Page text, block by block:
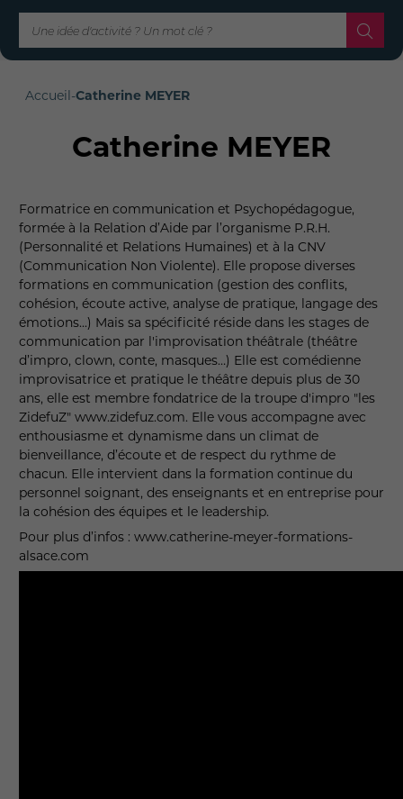
Accueil-Catherine MEYER
Catherine MEYER
Formatrice en communication et Psychopédagogue,
formée à la Relation d’Aide par l’organisme P.R.H.
(Personnalité et Relations Humaines) et à la CNV
(Communication Non Violente). Elle propose diverses
formations en communication (gestion des conflits,
cohésion, écoute active, analyse de pratique, langage des
émotions...) Mais sa spécificité réside dans les stages de
communication par l'improvisation théâtrale (théâtre
d’impro, clown, conte, masques…) Elle est comédienne
improvisatrice et pratique le théâtre depuis plus de 30
ans, elle est membre fondatrice de la troupe d'impro "les
ZidefuZ" www.zidefuz.com. Elle vous accompagne avec
enthousiasme et dynamisme dans un climat de
bienveillance, d’écoute et de respect du rythme de
chacun. Elle intervient dans la formation continue du
personnel soignant, des enseignants et en entreprise pour
la cohésion des équipes et le leadership.
Pour plus d’infos : www.catherine-meyer-formations-
alsace.com